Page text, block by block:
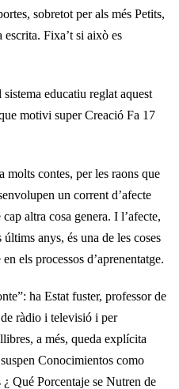
sobretot per als més Petits,
Fixa’t si això es
educatiu reglat aquest
motivi super Creació Fa 17
molts contes, per les raons que
un corrent d’afecte
altra cosa genera. I l’afecte,
anys, és una de les coses
els processos d’aprenentatge.
ha Estat fuster, professor de
ràdio i televisió i per
a més, queda explícita
Conocimientos como
Qué Porcentaje se Nutren de